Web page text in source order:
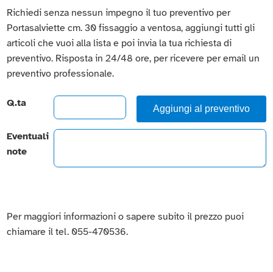
Richiedi senza nessun impegno il tuo preventivo per
Portasalviette cm. 30 fissaggio a ventosa, aggiungi tutti gli
articoli che vuoi alla lista e poi invia la tua richiesta di
preventivo. Risposta in 24/48 ore, per ricevere per email un
preventivo professionale.
Q.ta Aggiungi al preventivo
Eventuali
note
Per maggiori informazioni o sapere subito il prezzo puoi
chiamare il tel. 055-470536.